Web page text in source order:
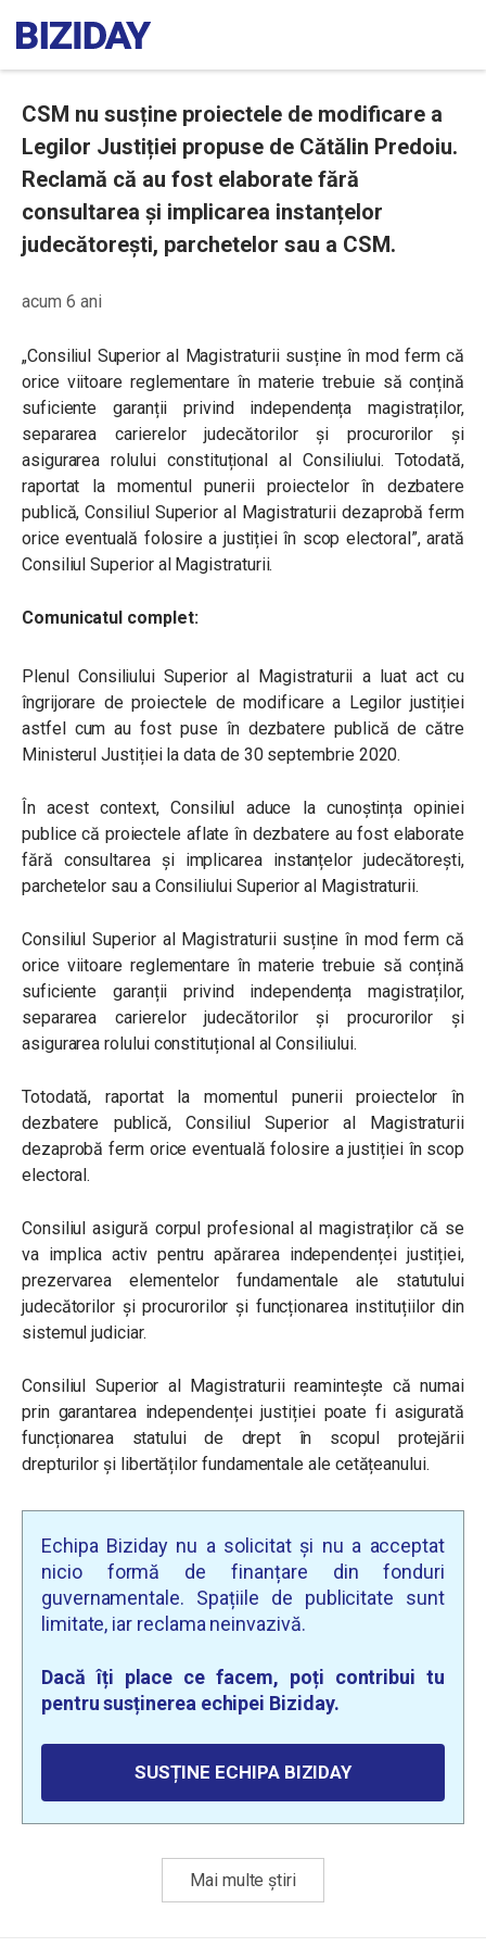
CSM nu susține proiectele de modificare a
Legilor Justiției propuse de Cătălin Predoiu.
Reclamă că au fost elaborate fără
consultarea şi implicarea instanțelor
judecătorești, parchetelor sau a CSM.
acum 6 ani
„Consiliul Superior al Magistraturii susține în mod ferm că
orice viitoare reglementare în materie trebuie să conțină
suficiente garanții privind independența magistraților,
separarea carierelor judecătorilor şi procurorilor şi
asigurarea rolului constituțional al Consiliului. Totodată,
raportat la momentul punerii proiectelor în dezbatere
publică, Consiliul Superior al Magistraturii dezaprobă ferm
orice eventuală folosire a justiției în scop electoral”, arată
Consiliul Superior al Magistraturii.
Comunicatul complet:
Plenul Consiliului Superior al Magistraturii a luat act cu
îngrijorare de proiectele de modificare a Legilor justiției
astfel cum au fost puse în dezbatere publică de către
Ministerul Justiției la data de 30 septembrie 2020.
În acest context, Consiliul aduce la cunoștința opiniei
publice că proiectele aflate în dezbatere au fost elaborate
fără consultarea şi implicarea instanțelor judecătorești,
parchetelor sau a Consiliului Superior al Magistraturii.
Consiliul Superior al Magistraturii susține în mod ferm că
orice viitoare reglementare în materie trebuie să conțină
suficiente garanții privind independența magistraților,
separarea carierelor judecătorilor şi procurorilor şi
asigurarea rolului constituțional al Consiliului.
Totodată, raportat la momentul punerii proiectelor în
dezbatere publică, Consiliul Superior al Magistraturii
dezaprobă ferm orice eventuală folosire a justiției în scop
electoral.
Consiliul asigură corpul profesional al magistraților că se
va implica activ pentru apărarea independenței justiției,
prezervarea elementelor fundamentale ale statutului
judecătorilor şi procurorilor şi funcționarea instituțiilor din
sistemul judiciar.
Consiliul Superior al Magistraturii reamintește că numai
prin garantarea independenței justiției poate fi asigurată
funcționarea statului de drept în scopul protejării
drepturilor și libertăților fundamentale ale cetățeanului.
Echipa Biziday nu a solicitat și nu a acceptat
nicio formă de finanțare din fonduri
guvernamentale. Spațiile de publicitate sunt
limitate, iar reclama neinvazivă.
Dacă îți place ce facem, poți contribui tu
pentru susținerea echipei Biziday.
SUSȚINE ECHIPA BIZIDAY
Mai multe știri